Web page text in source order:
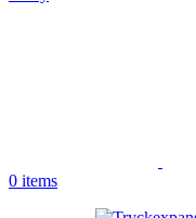
0 items